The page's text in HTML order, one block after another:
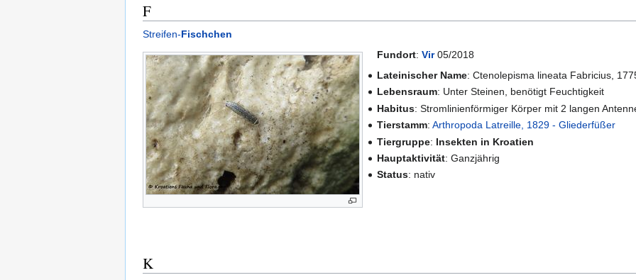
F
Streifen-Fischchen
Fundort: Vir05/2018
Lateinischer Name: Ctenolepisma lineata Fabricius,
Lebensraum: Unter Steinen, benötigt Feuchtigkeit
Habitus: Stromlinienförmiger Körper mit 2 langen
Tierstamm: Arthropoda Latreille, 1829 - Gliederfüßer
Tiergruppe: Insekten in Kroatien
Hauptaktivität: Ganzjährig
Status: nativ
K